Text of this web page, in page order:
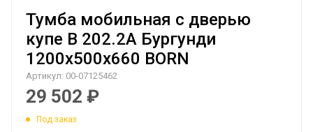
Тумба мобильная с дверью
купе B 202.2A Бургунди
1200х500х660 BORN
Артикул: 00-07125462
29 502 ₽
Под заказ